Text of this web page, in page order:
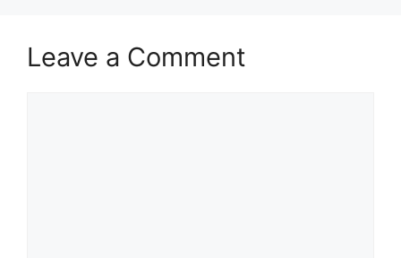
Leave a Comment